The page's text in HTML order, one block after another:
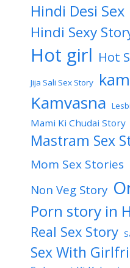
Hindi Desi Sex
Hindi Sexy
Hot girl Hot
Jija Sali Sex Story
Kamvasna
Mami Ki Chudai Story
Mastram Sex
Mom Sex Stories
Non Veg Story
Porn story in
Real Sex Story
Sex With